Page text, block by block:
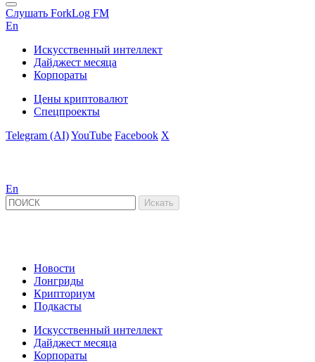
Слушать ForkLog FM
En
Искусственный интеллект
Дайджест месяца
Корпораты
Цены криптовалют
Спецпроекты
Telegram (AI)YouTube Facebook X
En
Новости
Лонгриды
Крипториум
Подкасты
Искусственный интеллект
Дайджест месяца
Корпораты